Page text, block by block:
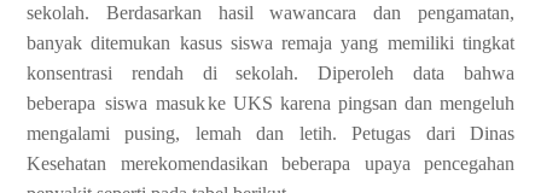
sekolah. Berdasarkan hasil
wawancara dan pengamatan,
banyak ditemukan kasus siswa remaja yang memiliki tingkat
konsentrasi
rendah di sekolah. Diperoleh data
bahwa
beberapa siswa masukke UKS karena pingsan dan mengeluh
mengalami pusing, lemah dan letih. Petugas
dari
Dinas
Kesehatan
merekomendasikan beberapa upaya
pencegahan